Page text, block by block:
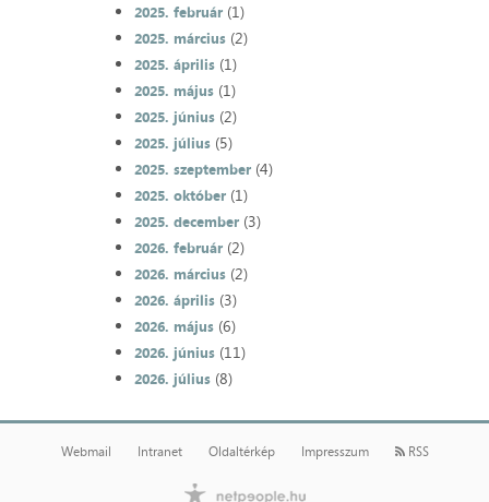
2025. február(1)
2025. március(2)
2025. április(1)
2025. május(1)
2025. június(2)
2025. július(5)
2025. szeptember(4)
2025. október(1)
2025. december(3)
2026. február(2)
2026. március(2)
2026. április(3)
2026. május(6)
2026. június(11)
2026. július(8)
Webmail Intranet Oldaltérkép Impresszum RSS